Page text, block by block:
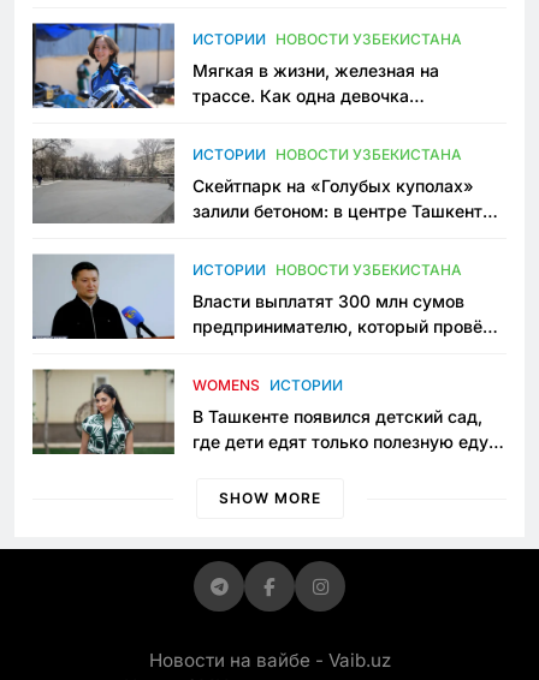
ИСТОРИИ НОВОСТИ УЗБЕКИСТАНА
Мягкая в жизни, железная на
трассе. Как одна девочка
Узбекистане
ИСТОРИИ НОВОСТИ УЗБЕКИСТАНА
Скейтпарк на «Голубых куполах»
залили бетоном: в центре Ташкента
пространство
ИСТОРИИ НОВОСТИ УЗБЕКИСТАНА
Власти выплатят 300 млн сумов
предпринимателю, который провёл
приговору
WOMENS ИСТОРИИ
В Ташкенте появился детский сад,
где дети едят только полезную еду.
просить «кашу без сахара»
SHOW MORE
Новости на вайбе - Vaib.uz